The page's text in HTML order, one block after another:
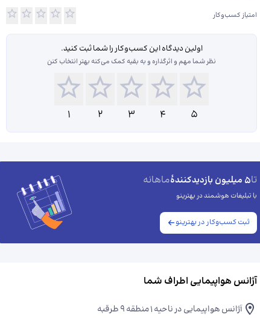
امتیاز کسب‌وکار
اولین دیدگاه این کسب‌و‌کار را شما ثبت کنید.
نظر شما مهم و اثرگذاره و به بقیه کمک می‌کنه بهتر انتخاب کنن
1 2 3 4 5
تا5 میلیون بازدیدکنندهٔ ماهانه
با تبلیغات هوشمند در بهترینو
ثبت کسب‌وکار در بهترینو
آژانس هواپیمایی اطراف شما
آژانس هواپیمایی در ناحیه ۱ منطقه ۹ طرقبه